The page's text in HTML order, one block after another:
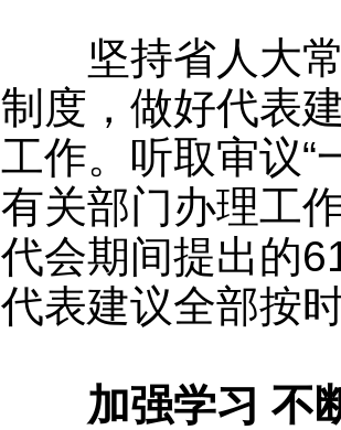
坚持省人大常
制度，做好代表
工作。听取审议“
有关部门办理工
代会期间提出的
代表建议全部按
加强学习 不